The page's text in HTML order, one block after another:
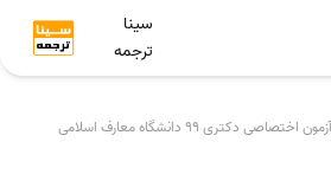
سینا
ترجمه
دکتری ۹۹ دانشگاه معارف اسلامی